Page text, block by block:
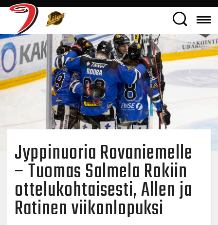
Jyppinuoria Rovaniemelle
– Tuomas Salmela Rokiin
ottelukohtaisesti, Allen ja
Ratinen viikonlopuksi